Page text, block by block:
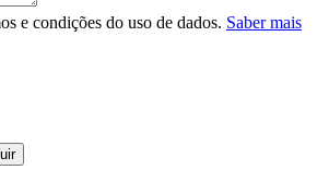
e condições do uso de dados. Saber mais